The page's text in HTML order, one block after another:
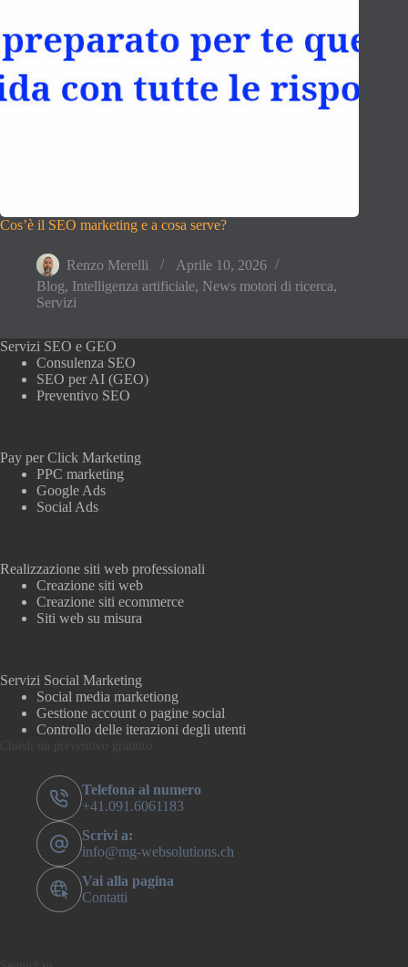
Cos’è il SEO marketing e a cosa serve?
Renzo Merelli
Aprile 10, 2026
Blog, Intelligenza artificiale, News motori di ricerca,
Servizi
Servizi SEO e GEO
Consulenza SEO
SEO per AI (GEO)
Preventivo SEO
Pay per Click Marketing
PPC marketing
Google Ads
Social Ads
Realizzazione siti web professionali
Creazione siti web
Creazione siti ecommerce
Siti web su misura
Servizi Social Marketing
Social media marketiong
Gestione account o pagine social
Controllo delle iterazioni degli utenti
Chiedi un preventivo gratuito
Telefona al numero
+41.091.6061183
Scrivi a:
info@mg-websolutions.ch
Vai alla pagina
Contatti